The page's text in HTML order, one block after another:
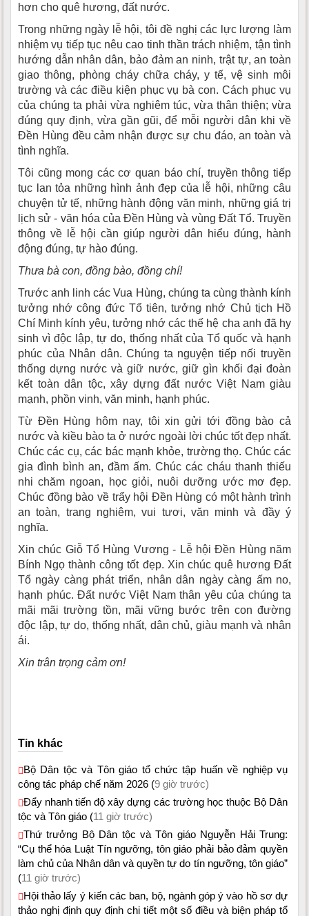
hơn cho quê hương, đất nước.
Trong những ngày lễ hội, tôi đề nghị các lực lượng làm
nhiệm vụ tiếp tục nêu cao tinh thần trách nhiệm, tận tình
hướng dẫn nhân dân, bảo đảm an ninh, trật tự, an toàn
giao thông, phòng cháy chữa cháy, y tế, vệ sinh môi
trường và các điều kiện phục vụ bà con. Cách phục vụ
của chúng ta phải vừa nghiêm túc, vừa thân thiện; vừa
đúng quy định, vừa gần gũi, để mỗi người dân khi về
Đền Hùng đều cảm nhận được sự chu đáo, an toàn và
tình nghĩa.
Tôi cũng mong các cơ quan báo chí, truyền thông tiếp
tục lan tỏa những hình ảnh đẹp của lễ hội, những câu
chuyện tử tế, những hành động văn minh, những giá trị
lịch sử - văn hóa của Đền Hùng và vùng Đất Tổ. Truyền
thông về lễ hội cần giúp người dân hiểu đúng, hành
động đúng, tự hào đúng.
Thưa bà con, đồng bào, đồng chí!
Trước anh linh các Vua Hùng, chúng ta cùng thành kính
tưởng nhớ công đức Tổ tiên, tưởng nhớ Chủ tịch Hồ
Chí Minh kính yêu, tưởng nhớ các thế hệ cha anh đã hy
sinh vì độc lập, tự do, thống nhất của Tổ quốc và hạnh
phúc của Nhân dân. Chúng ta nguyện tiếp nối truyền
thống dựng nước và giữ nước, giữ gìn khối đại đoàn
kết toàn dân tộc, xây dựng đất nước Việt Nam giàu
mạnh, phồn vinh, văn minh, hạnh phúc.
Từ Đền Hùng hôm nay, tôi xin gửi tới đồng bào cả
nước và kiều bào ta ở nước ngoài lời chúc tốt đẹp nhất.
Chúc các cụ, các bác mạnh khỏe, trường thọ. Chúc các
gia đình bình an, đầm ấm. Chúc các cháu thanh thiếu
nhi chăm ngoan, học giỏi, nuôi dưỡng ước mơ đẹp.
Chúc đồng bào về trẩy hội Đền Hùng có một hành trình
an toàn, trang nghiêm, vui tươi, văn minh và đầy ý
nghĩa.
Xin chúc Giỗ Tổ Hùng Vương - Lễ hội Đền Hùng năm
Bính Ngọ thành công tốt đẹp. Xin chúc quê hương Đất
Tổ ngày càng phát triển, nhân dân ngày càng ấm no,
hạnh phúc. Đất nước Việt Nam thân yêu của chúng ta
mãi mãi trường tồn, mãi vững bước trên con đường
độc lập, tự do, thống nhất, dân chủ, giàu mạnh và nhân
ái.
Xin trân trọng cảm ơn!
Tin khác
Bộ Dân tộc và Tôn giáo tổ chức tập huấn về nghiệp vụ
công tác pháp chế năm 2026 (9 giờ trước)
Đẩy nhanh tiến độ xây dựng các trường học thuộc Bộ Dân
tộc và Tôn giáo (11 giờ trước)
Thứ trưởng Bộ Dân tộc và Tôn giáo Nguyễn Hải Trung:
“Cụ thể hóa Luật Tín ngưỡng, tôn giáo phải bảo đảm quyền
làm chủ của Nhân dân và quyền tự do tín ngưỡng, tôn giáo”
(11 giờ trước)
Hội thảo lấy ý kiến các ban, bộ, ngành góp ý vào hồ sơ dự
thảo nghị định quy định chi tiết một số điều và biện pháp tổ